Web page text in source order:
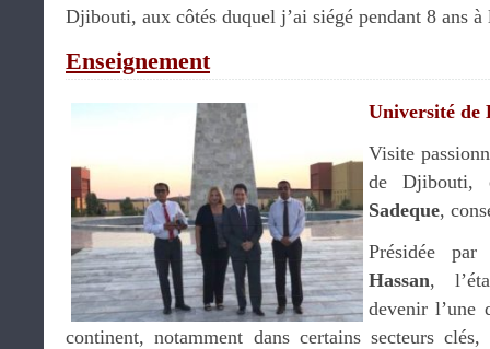
Djibouti, aux côtés duquel j’ai siégé pendant 8 ans
Enseignement
Université de
Visite
de Djibouti,
Sadeque,
Présidée
Hassan,
devenir l’une
continent, notamment dans certains secteurs